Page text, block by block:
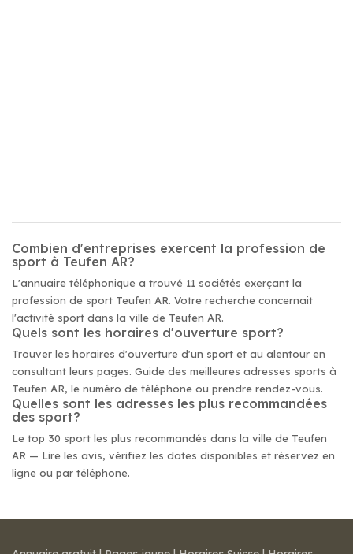
Combien d'entreprises exercent la profession de
sport à Teufen AR?
L'annuaire téléphonique a trouvé 11 sociétés exerçant la
profession de sport Teufen AR. Votre recherche concernait
l'activité sport dans la ville de Teufen AR.
Quels sont les horaires d'ouverture sport?
Trouver les horaires d'ouverture d'un sport et au alentour en
consultant leurs pages. Guide des meilleures adresses sports à
Teufen AR, le numéro de téléphone ou prendre rendez-vous.
Quelles sont les adresses les plus recommandées
des sport?
Le top 30 sport les plus recommandés dans la ville de Teufen
AR — Lire les avis, vérifiez les dates disponibles et réservez en
ligne ou par téléphone.